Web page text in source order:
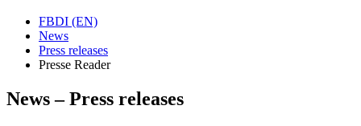
FBDI (EN)
News
Press releases
Presse Reader
News – Press releases